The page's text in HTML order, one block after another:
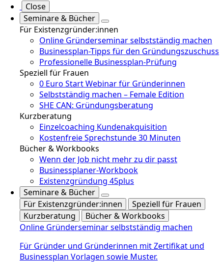
Close
Seminare & Bücher
Für Existenzgründer:innen
Online Gründerseminar selbstständig machen
Businessplan-Tipps für den Gründungszuschuss
Professionelle Businessplan-Prüfung
Speziell für Frauen
0 Euro Start Webinar für Gründerinnen
Selbstständig machen – Female Edition
SHE CAN: Gründungsberatung
Kurzberatung
Einzelcoaching Kundenakquisition
Kostenfreie Sprechstunde 30 Minuten
Bücher & Workbooks
Wenn der Job nicht mehr zu dir passt
Businessplaner-Workbook
Existenzgründung 45plus
Seminare & Bücher
Für Existenzgründer:innen
Speziell für Frauen
Kurzberatung
Bücher & Workbooks
Online Gründerseminar selbstständig machen
Für Gründer und Gründerinnen mit Zertifikat und
Businessplan Vorlagen sowie Muster.